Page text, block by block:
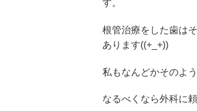
す。
根管治療をした歯は
あります((+_+))
私もなんどかそのよ
なるべくなら外科に